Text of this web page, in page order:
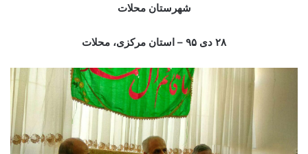
شهرستان محلات
۲۸ دی ۹۵ – استان مرکزی، محلات